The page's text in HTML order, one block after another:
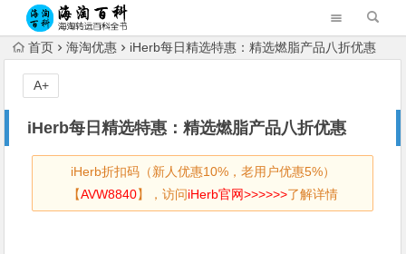
首页 海淘优惠 iHerb每日精选特惠：精选燃脂产品八折优惠
iHerb每日精选特惠：精选燃脂产品八折优惠
iHerb折扣码（新人优惠10%，老用户优惠5%）
【AVW8840】，访问iHerb官网>>>>>>了解详情
A+